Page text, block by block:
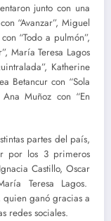
junto con una
“Avanzar”, Miguel
“Todo a pulmón”,
María Teresa Lagos
Katherine
Betancur con “Sola
Muñoz con “En
partes del país,
por los 3 primeros
Castillo, Oscar
Teresa Lagos.
quien ganó gracias a
redes sociales.